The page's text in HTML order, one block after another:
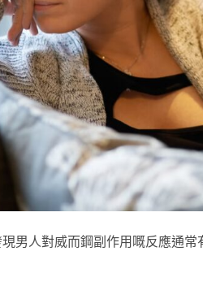
男人對威而鋼副作用嘅反應通